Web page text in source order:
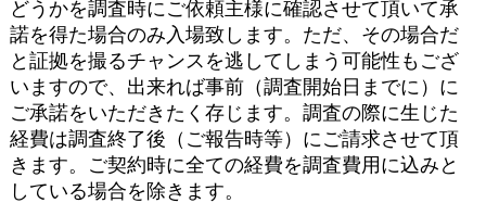
どうかを調査時にご依頼主様に確認させて頂いて承
諾を得た場合のみ入場致します。ただ、その場合だ
と証拠を撮るチャンスを逃してしまう可能性もござ
いますので、出来れば事前（調査開始日までに）に
ご承諾をいただきたく存じます。調査の際に生じた
経費は調査終了後（ご報告時等）にご請求させて頂
きます。ご契約時に全ての経費を調査費用に込みと
している場合を除きます。